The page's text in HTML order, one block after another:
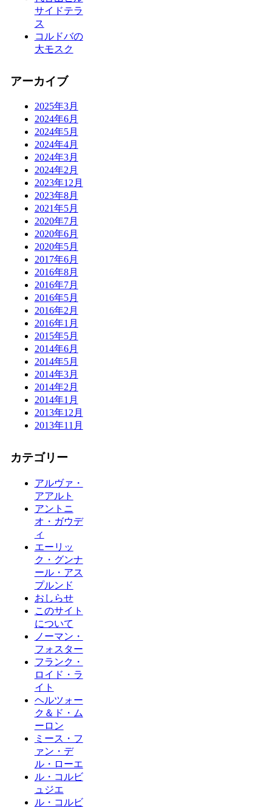
サイドテラ
ス
コルドバの
大モスク
アーカイブ
2025年3月
2024年6月
2024年5月
2024年4月
2024年3月
2024年2月
2023年12月
2023年8月
2021年5月
2020年7月
2020年6月
2020年5月
2017年6月
2016年8月
2016年7月
2016年5月
2016年2月
2016年1月
2015年5月
2014年6月
2014年5月
2014年3月
2014年2月
2014年1月
2013年12月
2013年11月
カテゴリー
アルヴァ・
アアルト
アントニ
オ・ガウデ
ィ
エーリッ
ク・グンナ
ール・アス
プルンド
おしらせ
このサイト
について
ノーマン・
フォスター
フランク・
ロイド・ラ
イト
ヘルツォー
ク＆ド・ム
ーロン
ミース・フ
ァン・デ
ル・ローエ
ル・コルビ
ュジエ
ル・コルビ